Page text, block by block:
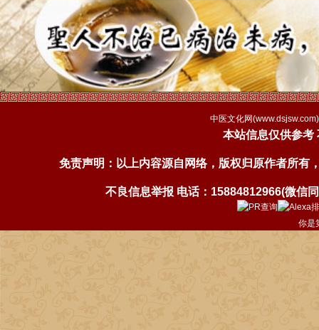
中医文化网(www.dsjsw.com
本站信息仅供参考
免责声明：以上内容源自网络，版权归原作者所有
不良信息举报 电话：15884812966(微
你是